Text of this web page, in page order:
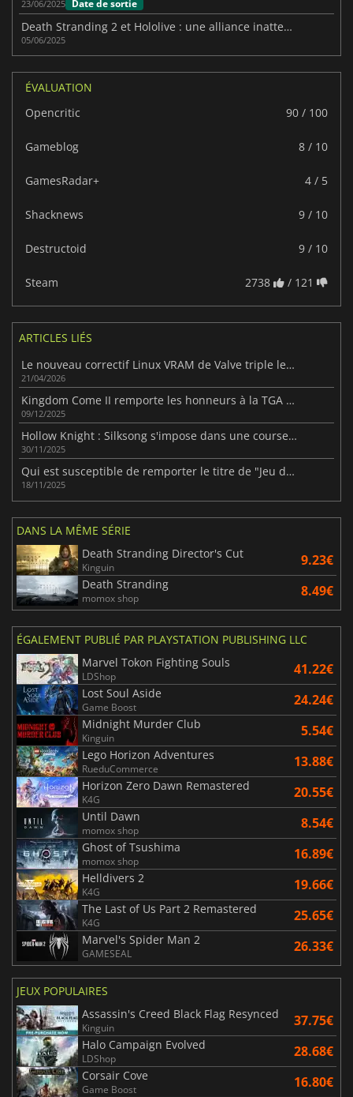
23/06/2025 Date de sortie
Death Stranding 2 et Hololive : une alliance inattendue
05/06/2025
ÉVALUATION
Opencritic
90 / 100
Gameblog 8 / 10
GamesRadar+ 4 / 5
Shacknews 9 / 10
Destructoid 9 / 10
Steam 2738 / 121
ARTICLES LIÉS
Le nouveau correctif Linux VRAM de Valve triple les FPS pour certains jeux AMD RX 6500 XT
21/04/2026
Kingdom Come II remporte les honneurs à la TGA 2025
09/12/2025
Hollow Knight : Silksong s'impose dans une course à la TGA acharnée
30/11/2025
Qui est susceptible de remporter le titre de "Jeu de l'année 2025" ? Les nominés dévoilés
18/11/2025
DANS LA MÊME SÉRIE
Death Stranding Director's Cut
Kinguin 9.23€
Death Stranding
momox shop 8.49€
ÉGALEMENT PUBLIÉ PAR PLAYSTATION PUBLISHING LLC
Marvel Tokon Fighting Souls
LDShop 41.22€
Lost Soul Aside
Game Boost 24.24€
Midnight Murder Club
Kinguin 5.54€
Lego Horizon Adventures
RueduCommerce 13.88€
Horizon Zero Dawn Remastered
K4G 20.55€
Until Dawn
momox shop 8.54€
Ghost of Tsushima
momox shop 16.89€
Helldivers 2
K4G 19.66€
The Last of Us Part 2 Remastered
K4G 25.65€
Marvel's Spider Man 2
GAMESEAL 26.33€
JEUX POPULAIRES
Assassin's Creed Black Flag Resynced
Kinguin 37.75€
Halo Campaign Evolved
LDShop 28.68€
Corsair Cove
Game Boost 16.80€